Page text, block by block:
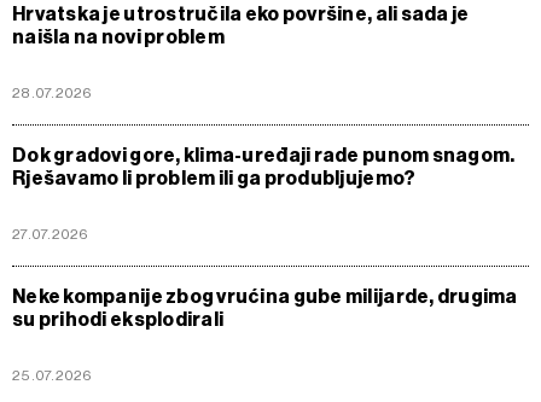
Hrvatska je utrostručila eko površine, ali sada je
naišla na novi problem
28.07.2026
Dok gradovi gore, klima-uređaji rade punom snagom.
Rješavamo li problem ili ga produbljujemo?
27.07.2026
Neke kompanije zbog vrućina gube milijarde, drugima
su prihodi eksplodirali
25.07.2026